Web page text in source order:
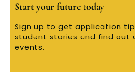
Start your future today
Sign up to get application
student stories and find out
events.